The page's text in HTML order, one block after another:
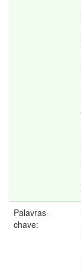
Palavras-
chave: